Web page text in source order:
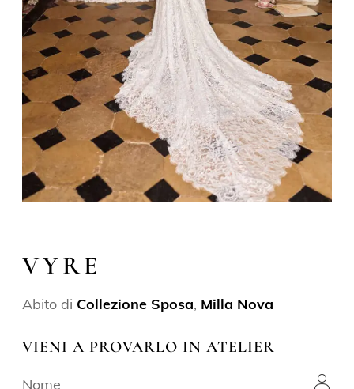
VYRE
Abito di Collezione Sposa, Milla Nova
VIENI A PROVARLO IN ATELIER